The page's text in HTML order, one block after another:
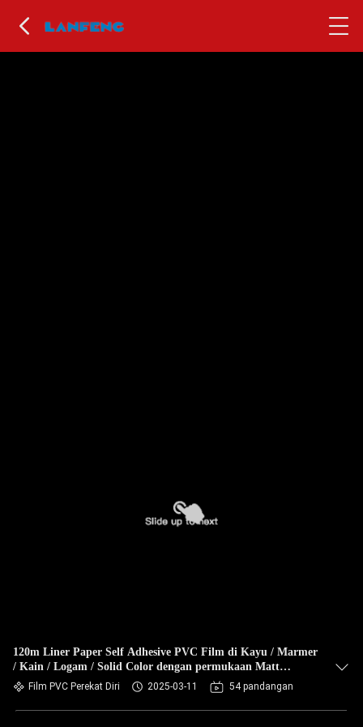
120m Liner Paper Self Adhesive PVC Film di Kayu / Marmer
/ Kain / Logam / Solid Color dengan permukaan Matt
Embossed
Film PVC Perekat Diri 2025-03-11 54 pandangan